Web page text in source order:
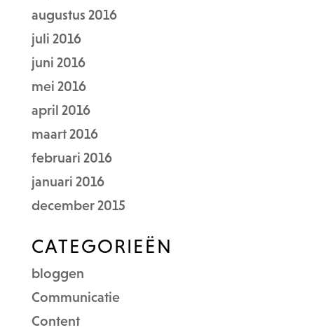
augustus 2016
juli 2016
juni 2016
mei 2016
april 2016
maart 2016
februari 2016
januari 2016
december 2015
CATEGORIEËN
bloggen
Communicatie
Content